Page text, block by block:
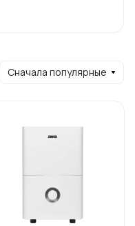
Сначала популярные